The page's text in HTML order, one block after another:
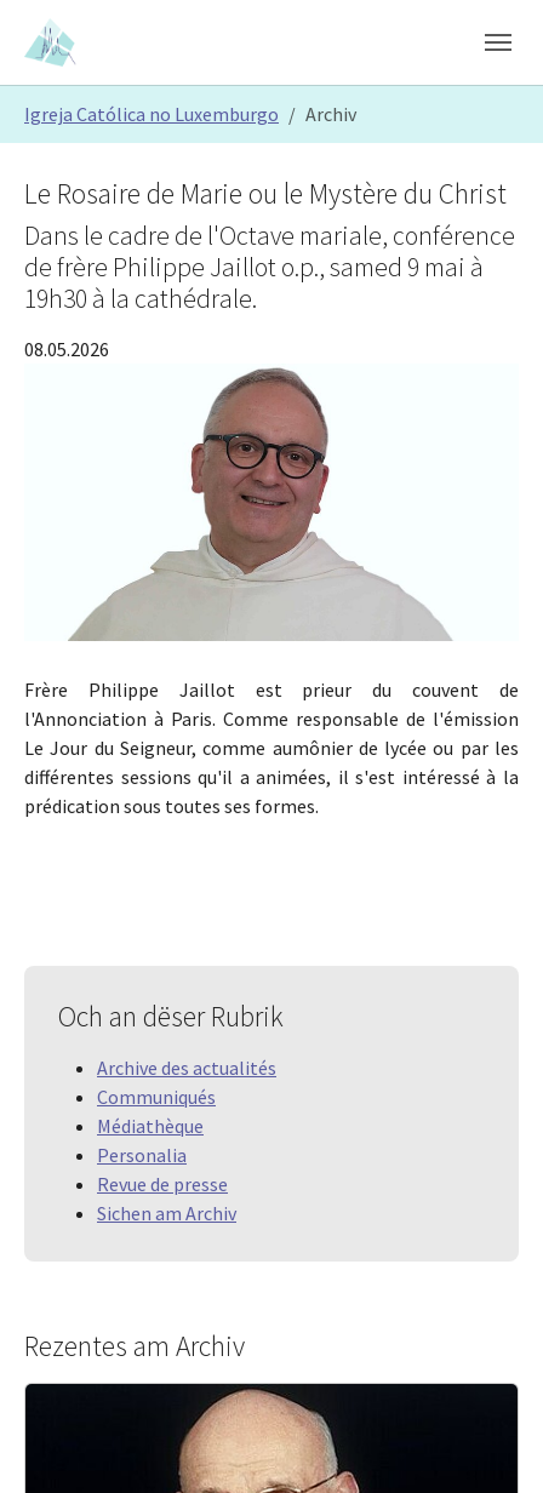
Skip to main content
Skip to page footer
Igreja Católica no Luxemburgo Archiv
Le Rosaire de Marie ou le Mystère du Christ
Dans le cadre de l'Octave mariale, conférence
de frère Philippe Jaillot o.p., samed 9 mai à
19h30 à la cathédrale.
08.05.2026
Frère Philippe Jaillot est prieur du couvent de
l'Annonciation à Paris. Comme responsable de l'émission
Le Jour du Seigneur, comme aumônier de lycée ou par les
différentes sessions qu'il a animées, il s'est intéressé à la
prédication sous toutes ses formes.
Och an dëser Rubrik
Archive des actualités
Communiqués
Médiathèque
Personalia
Revue de presse
Sichen am Archiv
Rezentes am Archiv